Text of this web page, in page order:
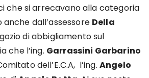
che si arrecavano alla categoria
dall’assessore Della
di abbigliamento sul
che l’ing. Garrassini Garbarino
dell’E.C.A, l’ing. Angelo